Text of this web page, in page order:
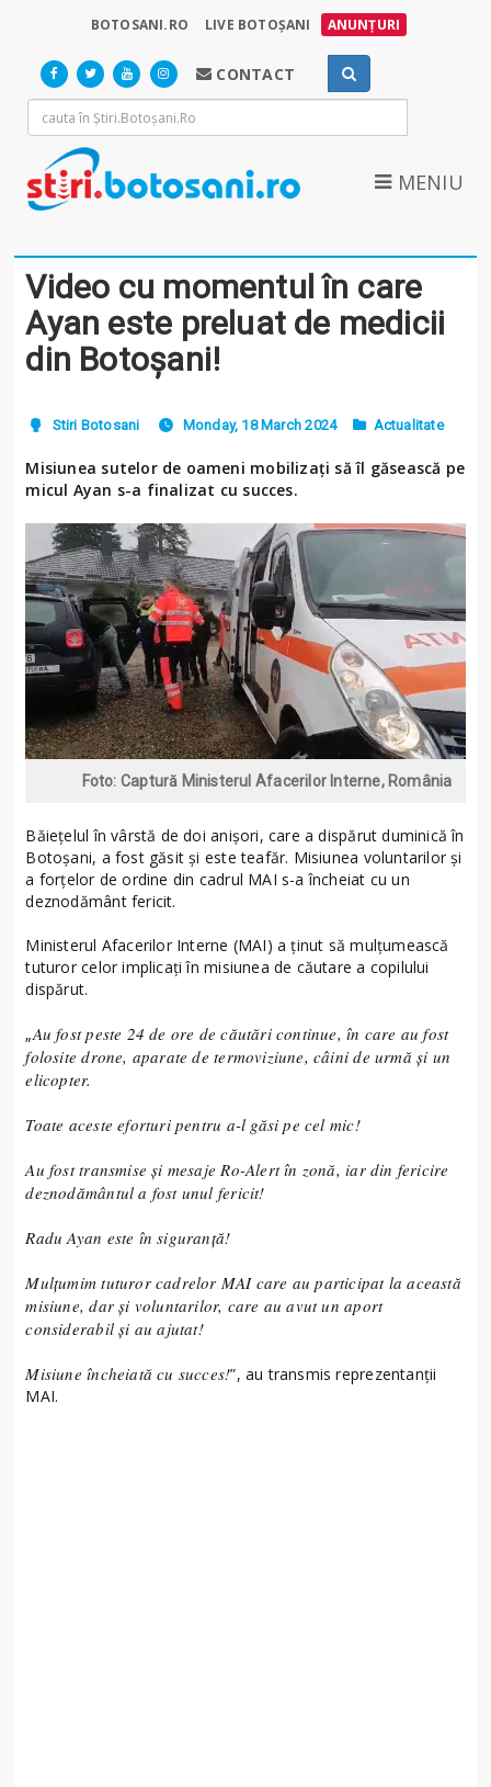
BOTOSANI.RO LIVE BOTOȘANI ANUNȚURI
CONTACT
MENIU
Video cu momentul în care
Ayan este preluat de medicii
din Botoșani!
Stiri Botosani Monday, 18 March 2024 Actualitate
Misiunea sutelor de oameni mobilizați să îl găsească pe
micul Ayan s-a finalizat cu succes.
Foto: Captură Ministerul Afacerilor Interne, România
Băiețelul în vârstă de doi anișori, care a dispărut duminică în
Botoșani, a fost găsit și este teafăr. Misiunea voluntarilor și
a forțelor de ordine din cadrul MAI s-a încheiat cu un
deznodământ fericit.
Ministerul Afacerilor Interne (MAI) a ținut să mulțumească
tuturor celor implicați în misiunea de căutare a copilului
dispărut.
„Au fost peste 24 de ore de căutări continue, în care au fost
folosite drone, aparate de termoviziune, câini de urmă și un
elicopter.
Toate aceste eforturi pentru a-l găsi pe cel mic!
Au fost transmise și mesaje Ro-Alert în zonă, iar din fericire
deznodământul a fost unul fericit!
Radu Ayan este în siguranță!
Mulțumim tuturor cadrelor MAI care au participat la această
misiune, dar și voluntarilor, care au avut un aport
considerabil și au ajutat!
Misiune încheiată cu succes!”, au transmis reprezentanții
MAI.